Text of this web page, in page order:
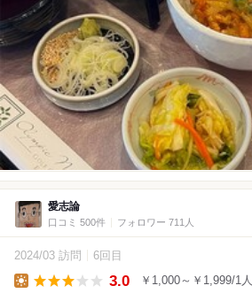
愛志論
口コミ 500件 フォロワー 711人
2024/03 訪問 6回目
3.0 ￥1,000～￥1,999/1人